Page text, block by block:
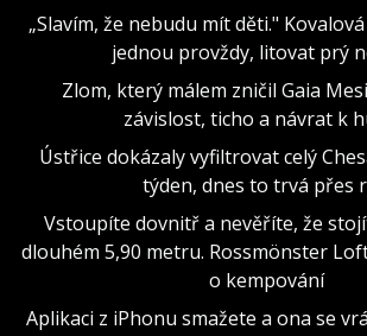
„Slavím, že nebudu mít děti."
jednou provždy, litovat prý
Zlom, který málem zničil Gaia
závislost, ticho a návrat k
Ústřice dokázaly vyfiltrovat celý
týden, dnes to trvá přes
Vstoupíte dovnitř a nevěříte, že
dlouhém 5,90 metru. Rossmönster
o kempování
Aplikaci z iPhonu smažete a ona se